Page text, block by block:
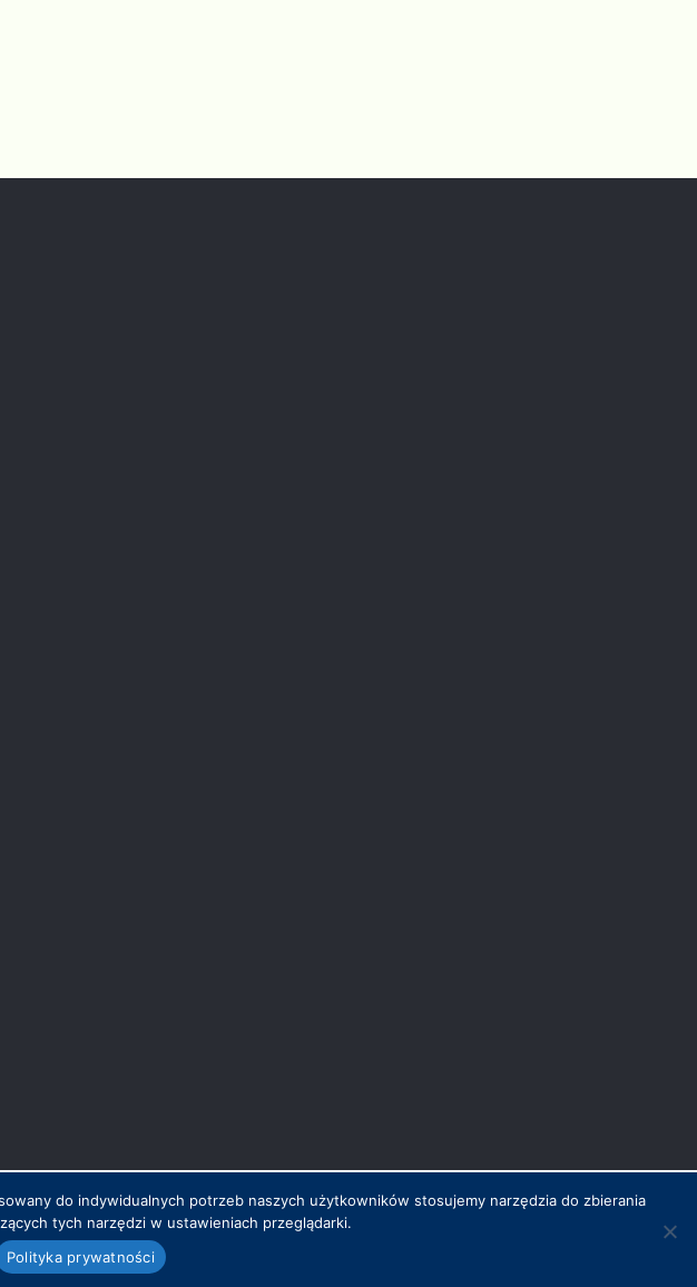
do indywidualnych potrzeb naszych użytkowników stosujemy narzędzia do zbierania
tych narzędzi w ustawieniach przeglądarki.
Polityka prywatności